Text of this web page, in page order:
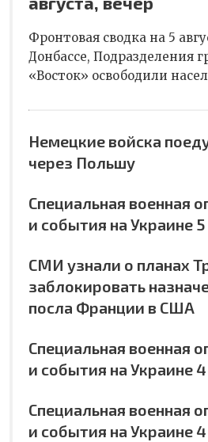
Фронтовая сводка на 5
Донбассе, Подразделения
«Восток» освободили
Немецкие войска
через Польшу
Специальная военная
и события на Украине 5
СМИ узнали о планах
заблокировать
посла Франции в США
Специальная военная
и события на Украине 4
Специальная военная
и события на Украине